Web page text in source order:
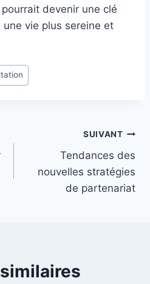
devenir une clé
vie plus sereine et
SUIVANT
Tendances des
nouvelles stratégies
de partenariat